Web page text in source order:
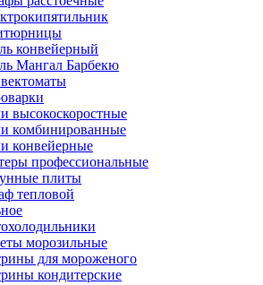
конвейерный
Мангал Барбекю
высокоскоростные
комбинированные
конвейерные
профессиональные
плиты
тепловой
морозильные
для мороженого
кондитерские